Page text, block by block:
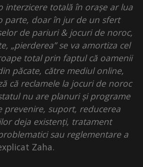
interzicere totală în orașe ar lua
parte, doar în jur de un sfert
de pariuri & jocuri de noroc,
„pierderea” se va amortiza cel
total prin faptul că oamenii
păcate, către mediul online,
că reclamele la jocuri de noroc
nu are planuri și programe
prevenire, suport, reducerea
deja existenți, tratament
sau reglementare a
Zaha.